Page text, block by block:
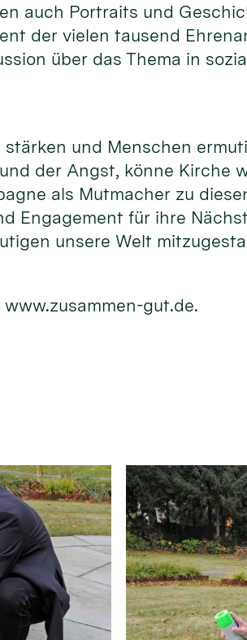
auch Portraits und
der vielen tausend
über das Thema in
und Menschen
der Angst, könne Kirche
als Mutmacher zu
Engagement für ihre
unsere Welt
gut.de.